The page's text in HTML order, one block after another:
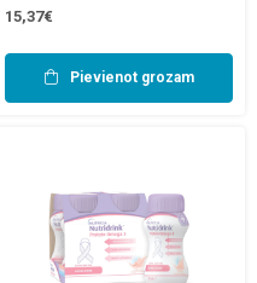
15,37€
Pievienot grozam